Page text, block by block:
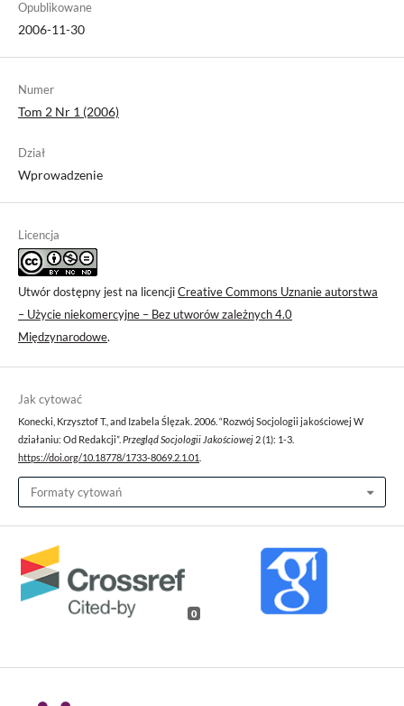
Opublikowane
2006-11-30
Numer
Tom 2 Nr 1 (2006)
Dział
Wprowadzenie
Licencja
Utwór dostępny jest na licencjiCreative Commons Uznanie autorstwa
– Użycie niekomercyjne – Bez utworów zależnych 4.0
Międzynarodowe.
Jak cytować
Konecki, Krzysztof T., and Izabela Ślęzak. 2006. “Rozwój Socjologii jakościowej W
działaniu: Od Redakcji”. Przegląd Socjologii Jakościowej 2 (1): 1-3.
https://doi.org/10.18778/1733-8069.2.1.01
Formaty cytowań
0